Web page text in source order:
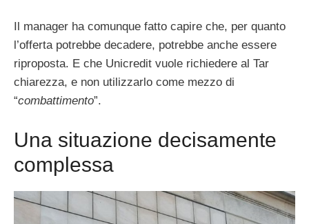
Il manager ha comunque fatto capire che, per quanto
l’offerta potrebbe decadere, potrebbe anche essere
riproposta. E che Unicredit vuole richiedere al Tar
chiarezza, e non utilizzarlo come mezzo di
“combattimento”.
Una situazione decisamente
complessa